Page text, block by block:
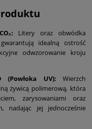
Litery oraz obwódka
idealną ostrość
odwzorowanie kroju
UV): Wierzch
żywicą polimerową, która
zarysowaniami oraz
nadając jej jednocześnie